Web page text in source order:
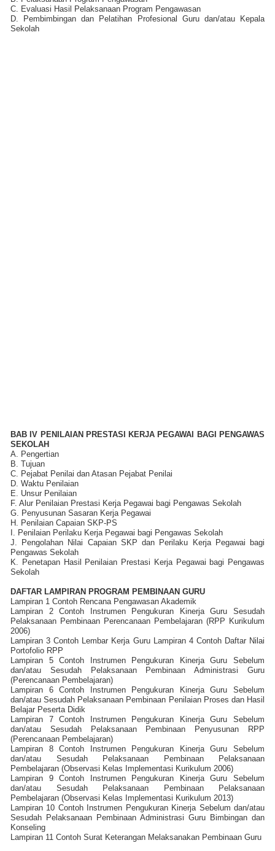
C. Evaluasi Hasil Pelaksanaan Program Pengawasan
D. Pembimbingan dan Pelatihan Profesional Guru dan/atau Kepala
Sekolah
BAB IV PENILAIAN PRESTASI KERJA PEGAWAI BAGI PENGAWAS
SEKOLAH
A. Pengertian
B. Tujuan
C. Pejabat Penilai dan Atasan Pejabat Penilai
D. Waktu Penilaian
E. Unsur Penilaian
F. Alur Penilaian Prestasi Kerja Pegawai bagi Pengawas Sekolah
G. Penyusunan Sasaran Kerja Pegawai
H. Penilaian Capaian SKP-PS
I. Penilaian Perilaku Kerja Pegawai bagi Pengawas Sekolah
J. Pengolahan Nilai Capaian SKP dan Perilaku Kerja Pegawai bagi
Pengawas Sekolah
K. Penetapan Hasil Penilaian Prestasi Kerja Pegawai bagi Pengawas
Sekolah
DAFTAR LAMPIRAN PROGRAM PEMBINAAN GURU
Lampiran 1 Contoh Rencana Pengawasan Akademik
Lampiran 2 Contoh Instrumen Pengukuran Kinerja Guru Sesudah
Pelaksanaan Pembinaan Perencanaan Pembelajaran (RPP Kurikulum
2006)
Lampiran 3 Contoh Lembar Kerja Guru Lampiran 4 Contoh Daftar Nilai
Portofolio RPP
Lampiran 5 Contoh Instrumen Pengukuran Kinerja Guru Sebelum
dan/atau Sesudah Pelaksanaan Pembinaan Administrasi Guru
(Perencanaan Pembelajaran)
Lampiran 6 Contoh Instrumen Pengukuran Kinerja Guru Sebelum
dan/atau Sesudah Pelaksanaan Pembinaan Penilaian Proses dan Hasil
Belajar Peserta Didik
Lampiran 7 Contoh Instrumen Pengukuran Kinerja Guru Sebelum
dan/atau Sesudah Pelaksanaan Pembinaan Penyusunan RPP
(Perencanaan Pembelajaran)
Lampiran 8 Contoh Instrumen Pengukuran Kinerja Guru Sebelum
dan/atau Sesudah Pelaksanaan Pembinaan Pelaksanaan
Pembelajaran (Observasi Kelas Implementasi Kurikulum 2006)
Lampiran 9 Contoh Instrumen Pengukuran Kinerja Guru Sebelum
dan/atau Sesudah Pelaksanaan Pembinaan Pelaksanaan
Pembelajaran (Observasi Kelas Implementasi Kurikulum 2013)
Lampiran 10 Contoh Instrumen Pengukuran Kinerja Sebelum dan/atau
Sesudah Pelaksanaan Pembinaan Administrasi Guru Bimbingan dan
Konseling
Lampiran 11 Contoh Surat Keterangan Melaksanakan Pembinaan Guru